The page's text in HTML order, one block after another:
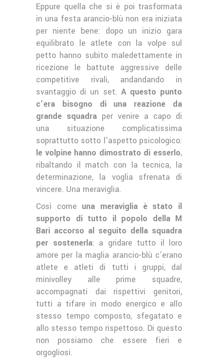
Eppure quella che si è poi trasformata
in una festa arancio-blù non era iniziata
per niente bene: dopo un inizio gara
equilibrato le atlete con la volpe sul
petto hanno subìto maledettamente in
ricezione le battute aggressive delle
competitive rivali, andandando in
svantaggio di un set. A questo punto
c’era bisogno di una reazione da
grande squadra per venire a capo di
una situazione complicatissima
soprattutto sotto l’aspetto psicologico:
le volpine hanno dimostrato di esserlo,
ribaltando il match con la tecnica, la
determinazione, la voglia sfrenata di
vincere. Una meraviglia.
Così come una meraviglia è stato il
supporto di tutto il popolo della M
Bari accorso al seguito della squadra
per sostenerla: a gridare tutto il loro
amore per la maglia arancio-blù c’erano
atlete e atleti di tutti i gruppi, dal
minivolley alle prime squadre,
accompagnati dai rispettivi genitori,
tutti a tifare in modo energico e allo
stesso tempo composto, sfegatato e
allo stesso tempo rispettoso. Di questo
non possiamo che essere fieri e
orgogliosi.